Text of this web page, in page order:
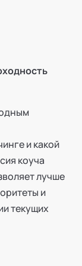
и какой
коуча
лучше
и
текущих